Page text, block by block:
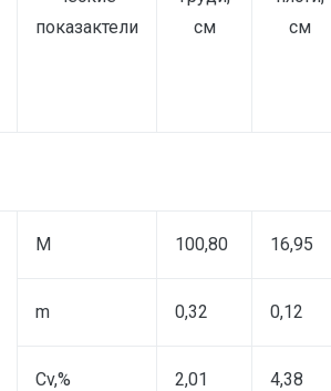
показактели
см
см
M 100,80 16,95
m 0,32 0,12
Cv,% 2,01 4,38